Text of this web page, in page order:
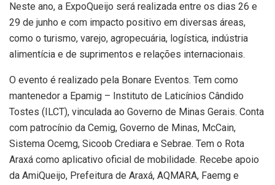
Neste ano, a ExpoQueijo será realizada entre os dias 26 e
29 de junho e com impacto positivo em diversas áreas,
como o turismo, varejo, agropecuária, logística, indústria
alimentícia e de suprimentos e relações internacionais.
O evento é realizado pela Bonare Eventos. Tem como
mantenedor a Epamig – Instituto de Laticínios Cândido
Tostes (ILCT), vinculada ao Governo de Minas Gerais. Conta
com patrocínio da Cemig, Governo de Minas, McCain,
Sistema Ocemg, Sicoob Crediara e Sebrae. Tem o Rota
Araxá como aplicativo oficial de mobilidade. Recebe apoio
da AmiQueijo, Prefeitura de Araxá, AQMARA, Faemg e